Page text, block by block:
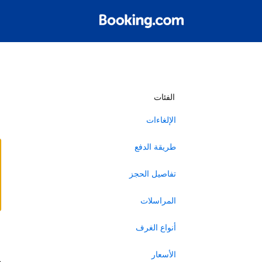
الفئات
الإلغاءات
طريقة الدفع
تفاصيل الحجز
المراسلات
أنواع الغرف
الأسعار